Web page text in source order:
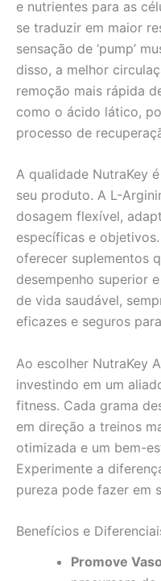
e nutrientes para as
se traduzir em maior
sensação de ‘pump’
disso, a melhor
remoção mais rápida
como o ácido lático,
processo de
A qualidade NutraKey
seu produto. A L-
dosagem flexível,
específicas e
oferecer suplementos
desempenho superior
de vida saudável,
eficazes e seguros
Ao escolher NutraKey
investindo em um
fitness. Cada grama
em direção a treinos
otimizada e um bem-
Experimente a
pureza pode fazer em
Benefícios e
Promove